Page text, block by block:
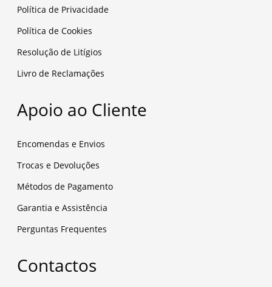
Política de Privacidade
Política de Cookies
Resolução de Litígios
Livro de Reclamações
Apoio ao Cliente
Encomendas e Envios
Trocas e Devoluções
Métodos de Pagamento
Garantia e Assistência
Perguntas Frequentes
Contactos